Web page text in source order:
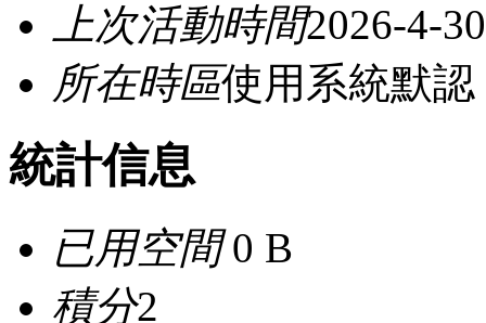
上次活動時間2026-4-
所在時區使用系統默認
統計信息
已用空間0 B
積分2